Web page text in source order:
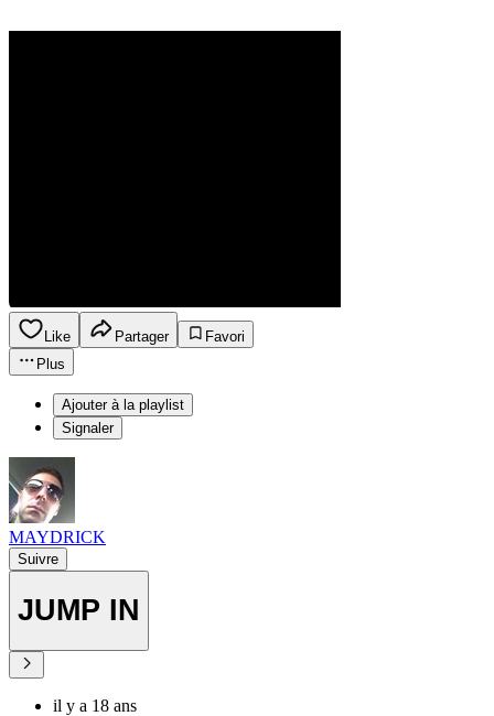
Like Partager
Favori
Plus
Ajouter à la playlist
Signaler
MAYDRICK
Suivre
JUMP IN
il y a 18 ans